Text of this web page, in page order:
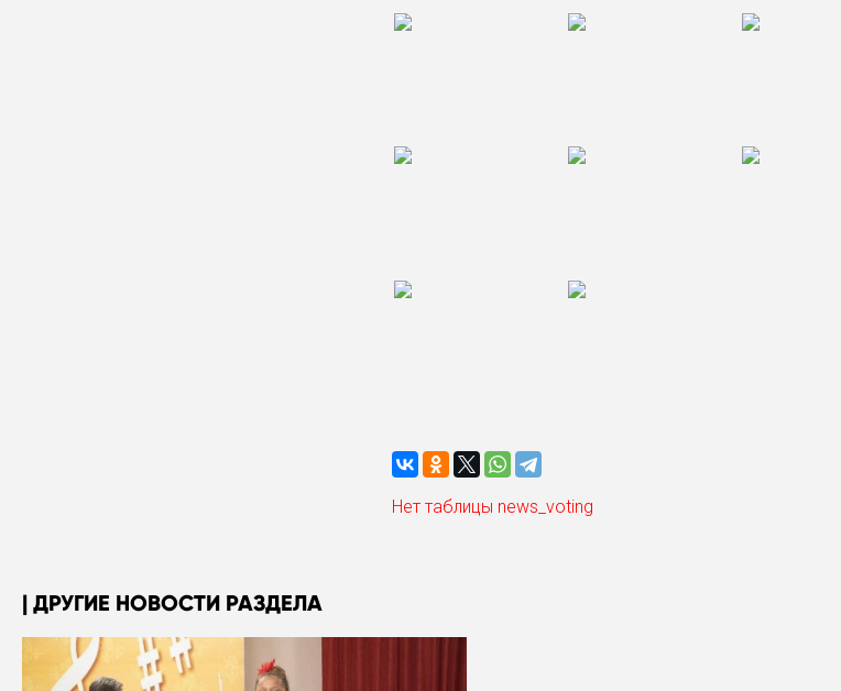
Нет таблицы news_voting
ДРУГИЕ НОВОСТИ РАЗДЕЛА